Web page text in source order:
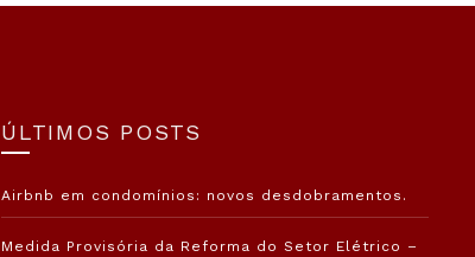
ÚLTIMOS POSTS
Airbnb em condomínios: novos desdobramentos.
Medida Provisória da Reforma do Setor Elétrico –